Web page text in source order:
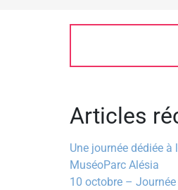
Articles
Une journée dédiée à
MuséoParc Alésia
10 octobre –